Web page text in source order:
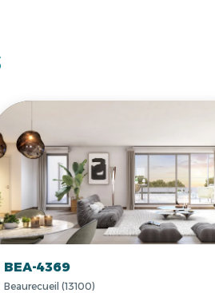
BEA-4369
Beaurecueil (13100)